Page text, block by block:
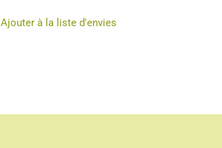
Ajouter à la liste d'envies